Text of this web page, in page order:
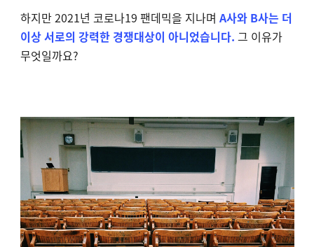
하지만 2021년 코로나19 팬데믹을 지나며 A사와 B사는 더
이상 서로의 강력한 경쟁대상이 아니었습니다. 그 이유가
무엇일까요?